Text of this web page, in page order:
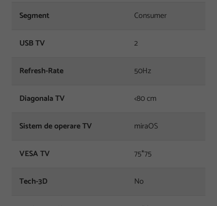
Segment Consumer
USB TV 2
Refresh-Rate 50Hz
Diagonala TV <80 cm
Sistem de operare TV miraOS
VESA TV 75*75
Tech-3D No